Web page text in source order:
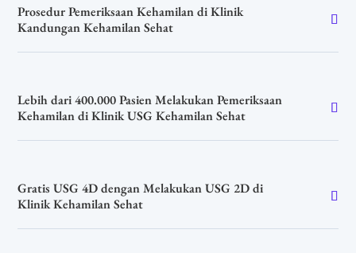
Prosedur Pemeriksaan Kehamilan di Klinik
Kandungan Kehamilan Sehat
Lebih dari 400.000 Pasien Melakukan Pemeriksaan
Kehamilan di Klinik USG Kehamilan Sehat
Gratis USG 4D dengan Melakukan USG 2D di
Klinik Kehamilan Sehat